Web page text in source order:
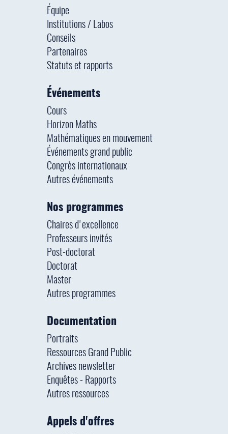
Équipe
Institutions / Labos
Conseils
Partenaires
Statuts et rapports
Événements
Cours
Horizon Maths
Mathématiques en mouvement
Événements grand public
Congrès internationaux
Autres événements
Nos programmes
Chaires d'excellence
Professeurs invités
Post-doctorat
Doctorat
Master
Autres programmes
Documentation
Portraits
Ressources Grand Public
Archives newsletter
Enquêtes - Rapports
Autres ressources
Appels d'offres